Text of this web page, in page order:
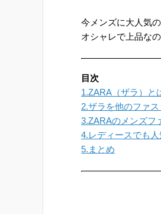
今メンズに大人気
オシャレで上品な
目次
1.ZARA（ザラ）と
2.ザラを他のファ
3.ZARAのメンズフ
4.レディースでも人
5.まとめ